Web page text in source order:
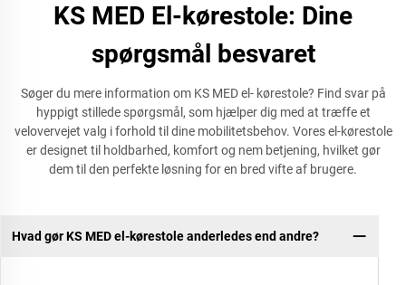
KS MED El-kørestole: Dine
spørgsmål besvaret
Søger du mere information om KS MED el- kørestole? Find svar på
hyppigt stillede spørgsmål, som hjælper dig med at træffe et
velovervejet valg i forhold til dine mobilitetsbehov. Vores el-kørestole
er designet til holdbarhed, komfort og nem betjening, hvilket gør
dem til den perfekte løsning for en bred vifte af brugere.
Hvad gør KS MED el-kørestole anderledes end andre?